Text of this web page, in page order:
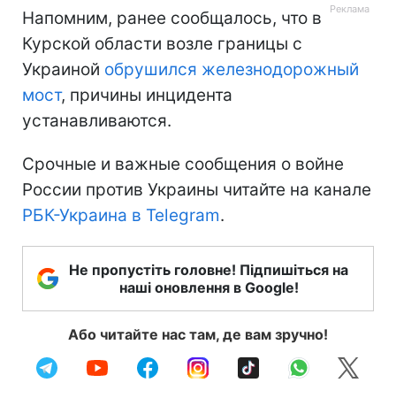
Напомним, ранее сообщалось, что в
Курской области возле границы с
Украиной обрушился железнодорожный
мост, причины инцидента
устанавливаются.
Срочные и важные сообщения о войне
России против Украины читайте на канале
РБК-Украина в Telegram.
Не пропустіть головне! Підпишіться на
наші оновлення в Google!
Або читайте нас там, де вам зручно!